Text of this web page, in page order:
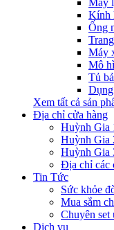
Máy
Kính
Ống
Máy
Mô
Tủ
Xem tất cả sản
Địa chỉ cửa hàng
Huỳnh Gia
Huỳnh Gia
Huỳnh Gia
Địa chỉ các
Tin Tức
Sức khỏe
Mua sắm
Chuyên set
Dịch vụ